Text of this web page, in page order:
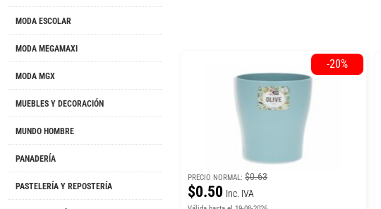
MODA ESCOLAR
MODA MEGAMAXI
MODA MGX
MUEBLES Y DECORACIÓN
MUNDO HOMBRE
PANADERÍA
PASTELERÍA Y REPOSTERÍA
PRECIO NORMAL:$0.63
$0.50 Inc. IVA
-20%